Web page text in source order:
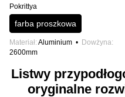
Listwy
oryginalne
Pokrittya
farba proszkowa
Materiał Aluminium
Dowżyna
2600mm